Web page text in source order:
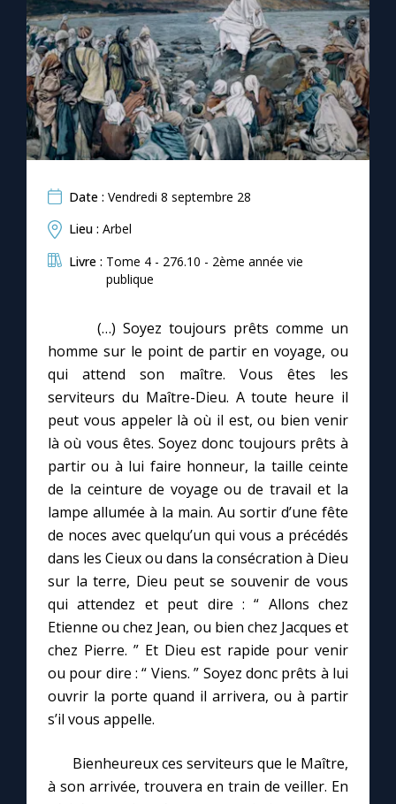
Chapelet pour le monde
Contact
Faire un don
Marie de Nazareth
Date : Vendredi 8 septembre 28
Lieu : Arbel
Livre : Tome 4 - 276.10 - 2ème année vie
publique
(…) Soyez toujours prêts comme un
homme sur le point de partir en voyage, ou
qui attend son maître. Vous êtes les
serviteurs du Maître-Dieu. A toute heure il
peut vous appeler là où il est, ou bien venir
là où vous êtes. Soyez donc toujours prêts à
partir ou à lui faire honneur, la taille ceinte
de la ceinture de voyage ou de travail et la
lampe allumée à la main. Au sortir d’une fête
de noces avec quelqu’un qui vous a précédés
dans les Cieux ou dans la consécration à Dieu
sur la terre, Dieu peut se souvenir de vous
qui attendez et peut dire : “ Allons chez
Etienne ou chez Jean, ou bien chez Jacques et
chez Pierre. ” Et Dieu est rapide pour venir
ou pour dire : “ Viens. ” Soyez donc prêts à lui
ouvrir la porte quand il arrivera, ou à partir
s’il vous appelle.
Bienheureux ces serviteurs que le Maître,
à son arrivée, trouvera en train de veiller. En